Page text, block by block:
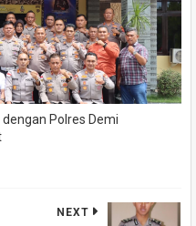
Polres Demi
NEXT